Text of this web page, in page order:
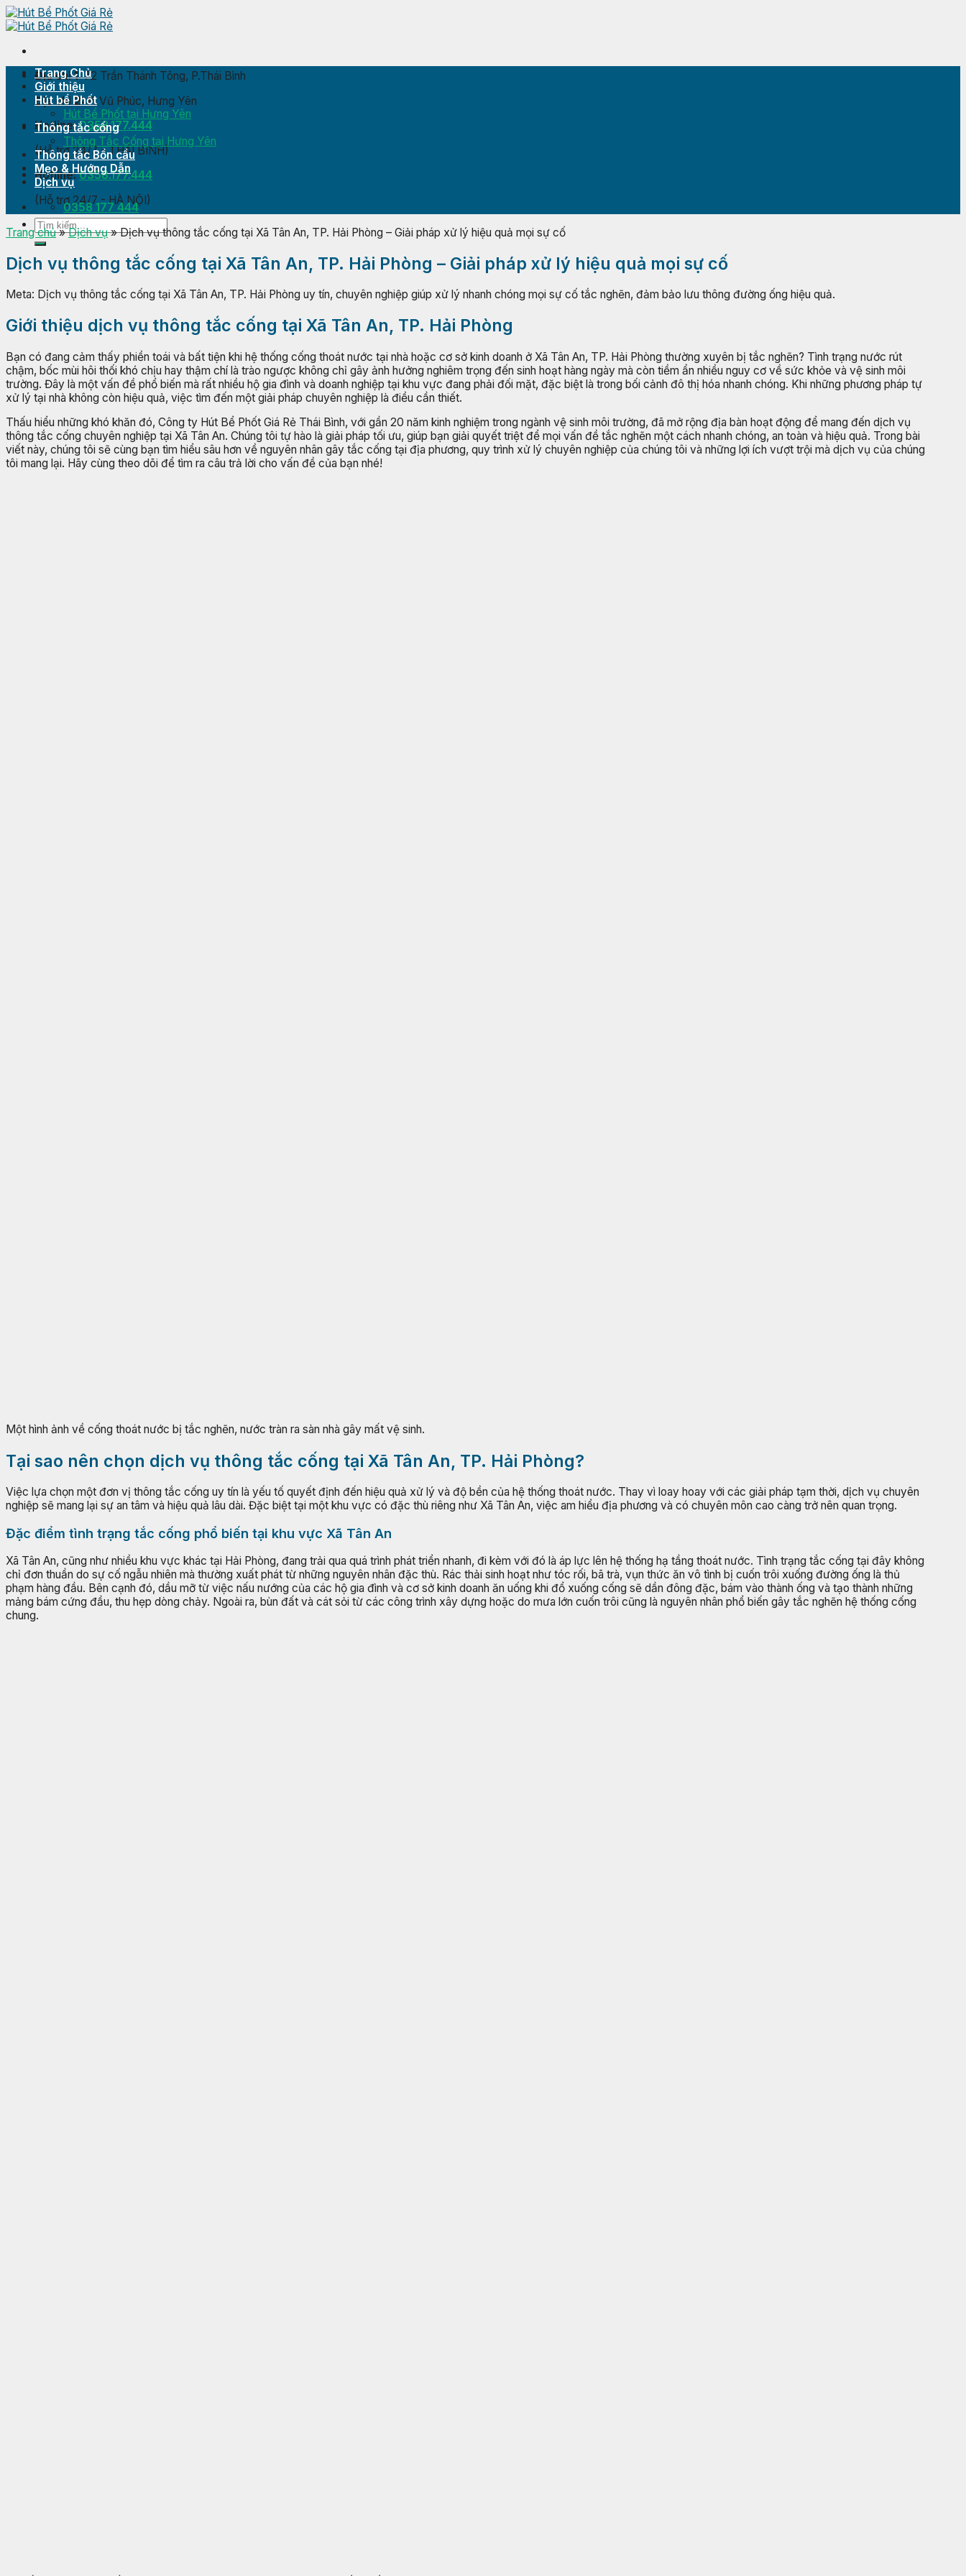
Skip
to
Địa chỉ 1:72 Trần Thánh Tông, P.Thái Bình
Địa chỉ 2:P. Vũ Phúc, Hưng Yên
Hotline: 0358.177.444
(Hỗ trợ 24/7 - THÁI BÌNH)
Hotline: 0358.177.444
(Hỗ trợ 24/7 - HÀ NỘI)
Trang Chủ
Giới thiệu
Hút bể Phốt
Hút Bể Phốt tại Hưng Yên
Thông tắc cống
Thông Tắc Cống tại Hưng Yên
Thông tắc Bồn cầu
Mẹo & Hướng Dẫn
Dịch vụ
0358 177 444
Trang chủ»Dịch vụ»Dịch vụ thông tắc cống tại Xã Tân An, TP. Hải Phòng – Giải pháp xử lý hiệu quả mọi sự cố
Dịch vụ thông tắc cống tại Xã Tân An, TP. Hải Phòng – Giải pháp xử lý hiệu quả mọi sự cố
Meta: Dịch vụ thông tắc cống tại Xã Tân An, TP. Hải Phòng uy tín, chuyên nghiệp giúp xử lý nhanh chóng mọi sự cố tắc nghẽn, đảm bảo lưu thông đường ống hiệu quả.
Giới thiệu dịch vụ thông tắc cống tại Xã Tân An, TP. Hải Phòng
Bạn có đang cảm thấy phiền toái và bất tiện khi hệ thống cống thoát nước tại nhà hoặc cơ sở kinh doanh ở Xã Tân An, TP. Hải Phòng thường xuyên bị tắc nghẽn? Tình trạng nước rút
chậm, bốc mùi hôi thối khó chịu hay thậm chí là trào ngược không chỉ gây ảnh hưởng nghiêm trọng đến sinh hoạt hàng ngày mà còn tiềm ẩn nhiều nguy cơ về sức khỏe và vệ sinh môi
trường. Đây là một vấn đề phổ biến mà rất nhiều hộ gia đình và doanh nghiệp tại khu vực đang phải đối mặt, đặc biệt là trong bối cảnh đô thị hóa nhanh chóng. Khi những phương pháp tự
xử lý tại nhà không còn hiệu quả, việc tìm đến một giải pháp chuyên nghiệp là điều cần thiết.
Thấu hiểu những khó khăn đó, Công ty Hút Bể Phốt Giá Rẻ Thái Bình, với gần 20 năm kinh nghiệm trong ngành vệ sinh môi trường, đã mở rộng địa bàn hoạt động để mang đến dịch vụ
thông tắc cống chuyên nghiệp tại Xã Tân An. Chúng tôi tự hào là giải pháp tối ưu, giúp bạn giải quyết triệt để mọi vấn đề tắc nghẽn một cách nhanh chóng, an toàn và hiệu quả. Trong bài
viết này, chúng tôi sẽ cùng bạn tìm hiểu sâu hơn về nguyên nhân gây tắc cống tại địa phương, quy trình xử lý chuyên nghiệp của chúng tôi và những lợi ích vượt trội mà dịch vụ của chúng
tôi mang lại. Hãy cùng theo dõi để tìm ra câu trả lời cho vấn đề của bạn nhé!
Một hình ảnh về cống thoát nước bị tắc nghẽn, nước tràn ra sàn nhà gây mất vệ sinh.
Tại sao nên chọn dịch vụ thông tắc cống tại Xã Tân An, TP. Hải Phòng?
Việc lựa chọn một đơn vị thông tắc cống uy tín là yếu tố quyết định đến hiệu quả xử lý và độ bền của hệ thống thoát nước. Thay vì loay hoay với các giải pháp tạm thời, dịch vụ chuyên
nghiệp sẽ mang lại sự an tâm và hiệu quả lâu dài. Đặc biệt tại một khu vực có đặc thù riêng như Xã Tân An, việc am hiểu địa phương và có chuyên môn cao càng trở nên quan trọng.
Đặc điểm tình trạng tắc cống phổ biến tại khu vực Xã Tân An
Xã Tân An, cũng như nhiều khu vực khác tại Hải Phòng, đang trải qua quá trình phát triển nhanh, đi kèm với đó là áp lực lên hệ thống hạ tầng thoát nước. Tình trạng tắc cống tại đây không
chỉ đơn thuần do sự cố ngẫu nhiên mà thường xuất phát từ những nguyên nhân đặc thù. Rác thải sinh hoạt như tóc rối, bã trà, vụn thức ăn vô tình bị cuốn trôi xuống đường ống là thủ
phạm hàng đầu. Bên cạnh đó, dầu mỡ từ việc nấu nướng của các hộ gia đình và cơ sở kinh doanh ăn uống khi đổ xuống cống sẽ dần đông đặc, bám vào thành ống và tạo thành những
mảng bám cứng đầu, thu hẹp dòng chảy. Ngoài ra, bùn đất và cát sỏi từ các công trình xây dựng hoặc do mưa lớn cuốn trôi cũng là nguyên nhân phổ biến gây tắc nghẽn hệ thống cống
chung.